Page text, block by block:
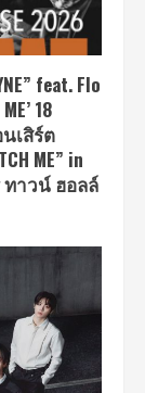
feat. Flo
18
เสิร์ต
ME” in
ทาวน์ ฮอลล์